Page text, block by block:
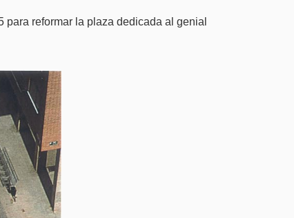
reformar la plaza dedicada al genial